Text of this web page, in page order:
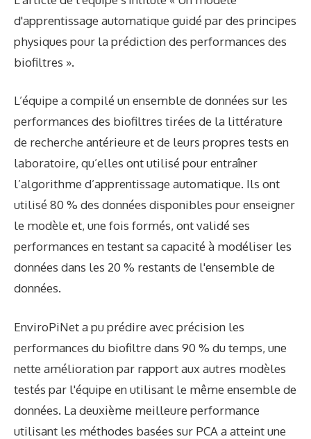
d'apprentissage automatique guidé par des principes
physiques pour la prédiction des performances des
biofiltres ».
L’équipe a compilé un ensemble de données sur les
performances des biofiltres tirées de la littérature
de recherche antérieure et de leurs propres tests en
laboratoire, qu’elles ont utilisé pour entraîner
l’algorithme d’apprentissage automatique. Ils ont
utilisé 80 % des données disponibles pour enseigner
le modèle et, une fois formés, ont validé ses
performances en testant sa capacité à modéliser les
données dans les 20 % restants de l'ensemble de
données.
EnviroPiNet a pu prédire avec précision les
performances du biofiltre dans 90 % du temps, une
nette amélioration par rapport aux autres modèles
testés par l'équipe en utilisant le même ensemble de
données. La deuxième meilleure performance
utilisant les méthodes basées sur PCA a atteint une